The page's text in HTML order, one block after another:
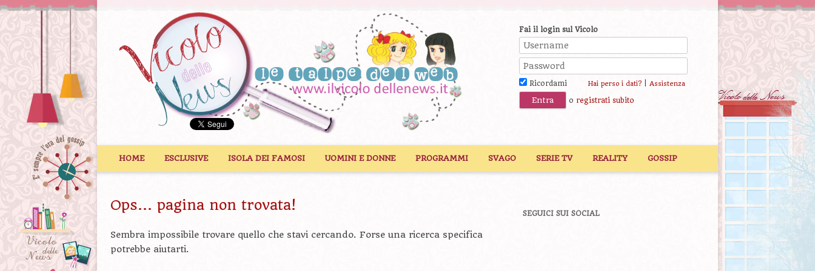
Fai il login sul Vicolo
Ricordami Hai perso i dati?| Assistenza
o registrati subito
HOME ESCLUSIVE ISOLA DEI FAMOSI UOMINI E DONNE PROGRAMMI SVAGO SERIE TV REALITY GOSSIP
Ops... pagina non trovata!
Sembra impossibile trovare quello che stavi cercando. Forse una ricerca specifica
potrebbe aiutarti.
SEGUICI SUI SOCIAL